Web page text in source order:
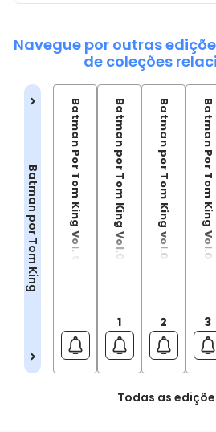
Navegue por outras
de coleções
Batman por Tom King Batman Por Tom King Vol. 9 Batman por Tom King Vol.01
1
Batman por Tom King vol.02
2
Batman Por Tom King Vol.03
3
Todas as